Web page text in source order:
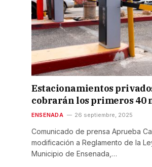
Estacionamientos
cobrarán los primeros 40
ENSENADA 26 septiembre, 2025
Comunicado de prensa Aprueba
modificación a Reglamento de la
Municipio de Ensenada,…